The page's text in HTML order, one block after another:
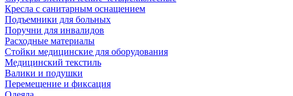
Кресла с санитарным оснащением
Подъемники для больных
Поручни для инвалидов
Расходные материалы
Стойки медицинские для оборудования
Медицинский текстиль
Валики и подушки
Перемещение и фиксация